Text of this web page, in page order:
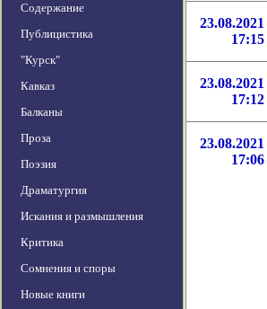
Содержание
Публицистика
"Курск"
Кавказ
Балканы
Проза
Поэзия
Драматургия
Искания и размышления
Критика
Сомнения и споры
Новые книги
23.08.2021
17:15
23.08.2021
17:12
23.08.2021
17:06